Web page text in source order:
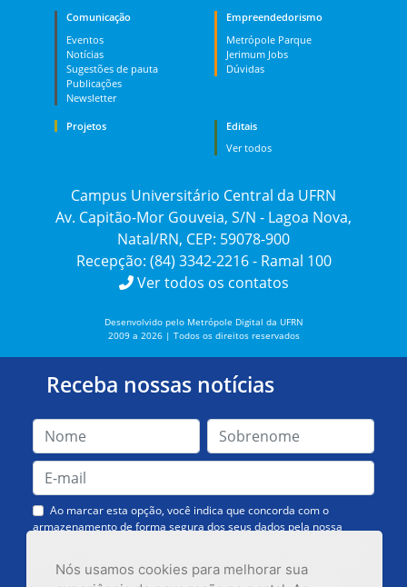
Nós usamos cookies para melhorar sua
Comunicação
Eventos
Notícias
Sugestões de pauta
Publicações
Newsletter
Empreendedorismo
Metrópole Parque
Jerimum Jobs
Dúvidas
Projetos
Editais
Ver todos
Campus Universitário Central da UFRN
Av. Capitão-Mor Gouveia, S/N - Lagoa Nova,
Natal/RN, CEP: 59078-900
Recepção: (84) 3342-2216 - Ramal 100
Ver todos os contatos
Desenvolvido pelo Metrópole Digital da UFRN
2009 a 2026 | Todos os direitos reservados
Receba nossas notícias
Ao marcar esta opção, você indica que concorda com o
armazenamento de forma segura dos seus dados pela nossa